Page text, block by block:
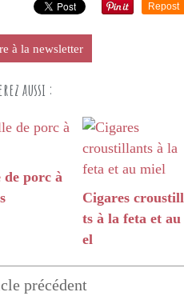
Repost
à la newsletter
aussi :
de porc à
Cigares
ts à la feta et
el